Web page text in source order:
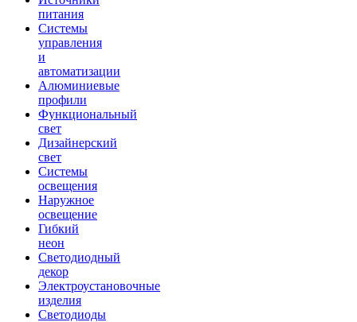
питания
Системы
управления
и
автоматизации
Алюминиевые
профили
Функциональный
свет
Дизайнерский
свет
Системы
освещения
Наружное
освещение
Гибкий
неон
Светодиодный
декор
Электроустановочные
изделия
Светодиоды